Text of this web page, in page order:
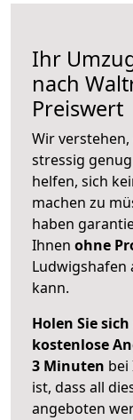
Ihr
nach
Preiswert
Wir
stressig
helfen, sich
machen zu
haben
Ihnen ohne
Ludwigshafen
kann.
Holen Sie
kostenlose
3 Minuten bei
ist, dass all
angeboten